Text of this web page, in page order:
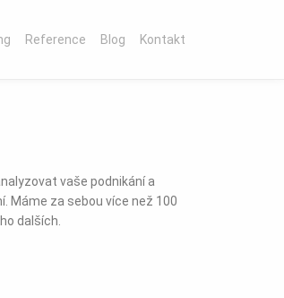
Reference Blog Kontakt
vaše podnikání a
Máme za sebou více než 100
dalších.